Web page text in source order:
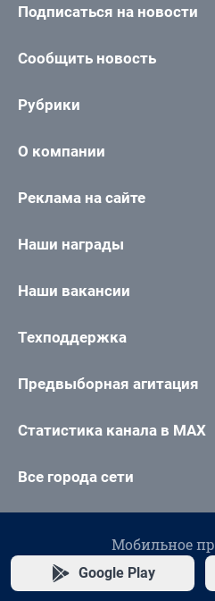
Подписаться на новости
Сообщить новость
Рубрики
О компании
Реклама на сайте
Наши награды
Наши вакансии
Техподдержка
Предвыборная агитация
Статистика канала в MAX
Все города сети
Мобильное
Google Play